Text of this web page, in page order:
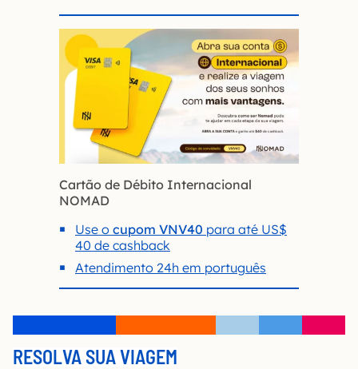
Cartão de Débito Internacional
NOMAD
Use o cupom VNV40 para até US$
40 de cashback
Atendimento 24h em português
RESOLVA SUA VIAGEM